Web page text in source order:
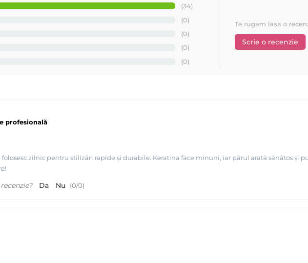
(34)
(0)
(0)
(0)
(0)
Te rugam lasa o
Scrie o recenzie
profesională
zilnic pentru stilizări rapide și durabile. Keratina face minuni, iar părul arată sănătos și
Da Nu (0/0)